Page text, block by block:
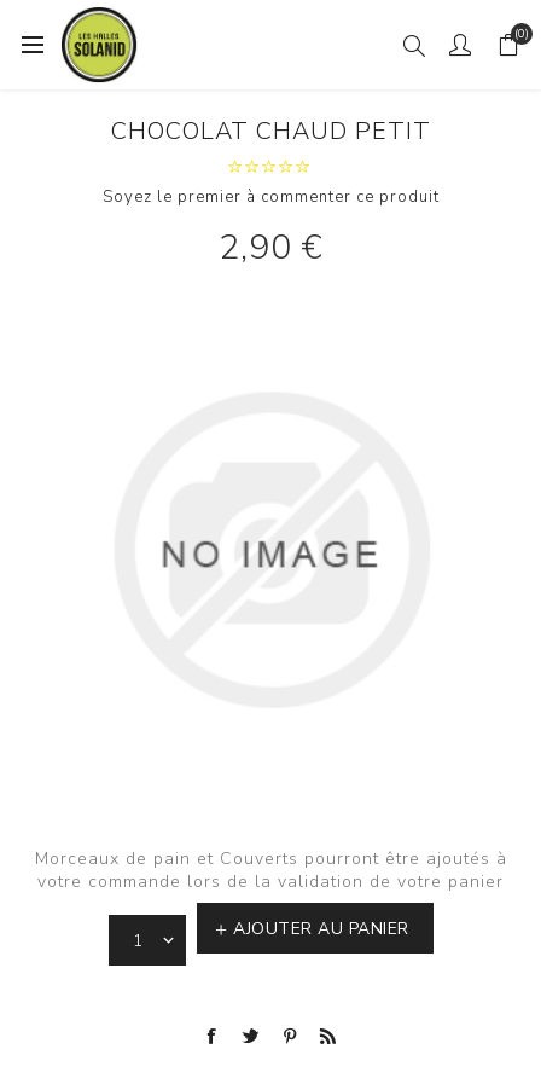
(0)
CHOCOLAT CHAUD PETIT
Soyez le premier à commenter ce produit
2,90 €
Morceaux de pain et Couverts pourront être ajoutés à
votre commande lors de la validation de votre panier
AJOUTER AU PANIER